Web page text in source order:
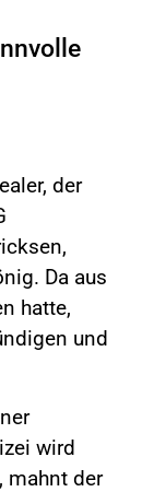
der
Da aus
hatte,
und
wird
mahnt der